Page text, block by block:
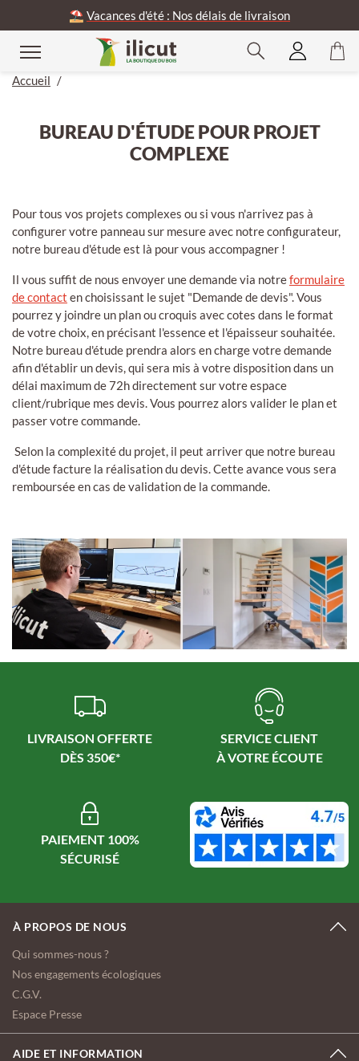
⛱️ Vacances d'été : Nos délais de livraison
Accueil /
BUREAU D'ÉTUDE POUR PROJET
COMPLEXE
Pour tous vos projets complexes ou si vous n'arrivez pas à
configurer votre panneau sur mesure avec notre configurateur,
notre bureau d'étude est là pour vous accompagner !
Il vous suffit de nous envoyer une demande via notreformulaire
de contact en choisissant le sujet "Demande de devis". Vous
pourrez y joindre un plan ou croquis avec cotes dans le format
de votre choix, en précisant l'essence et l'épaisseur souhaitée.
Notre bureau d'étude prendra alors en charge votre demande
afin d'établir un devis, qui sera mis à votre disposition dans un
délai maximum de 72h directement sur votre espace
client/rubrique mes devis. Vous pourrez alors valider le plan et
passer votre commande.
Selon la complexité du projet, il peut arriver que notre bureau
d'étude facture la réalisation du devis. Cette avance vous sera
remboursée en cas de validation de la commande.
LIVRAISON OFFERTE
DÈS 350€*
SERVICE CLIENT
À VOTRE ÉCOUTE
PAIEMENT 100%
À PROPOS DE NOUS
Qui sommes-nous ?
Nos engagements écologiques
C.G.V.
Espace Presse
AIDE ET INFORMATION